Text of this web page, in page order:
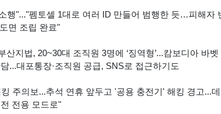
"..."펨토셀 1대로 여러 ID 만들어 범행한 듯…피해자
면 조립 완료"
지법, 20~30대 조직원 3명에 ‘징역형’...캄보디아 바
...대포통장·조직원 공급, SNS로 접근하기도
주의보...추석 연휴 앞두고 '공용 충전기' 해킹 경고...데
전용 모드로"